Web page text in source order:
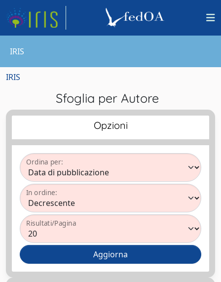
IRIS
IRIS
Sfoglia per Autore
Opzioni
Ordina per:
In ordine:
Risultati/Pagina